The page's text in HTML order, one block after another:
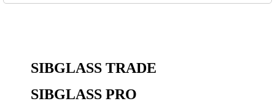
SIBGLASS TRADE
SIBGLASS PRO